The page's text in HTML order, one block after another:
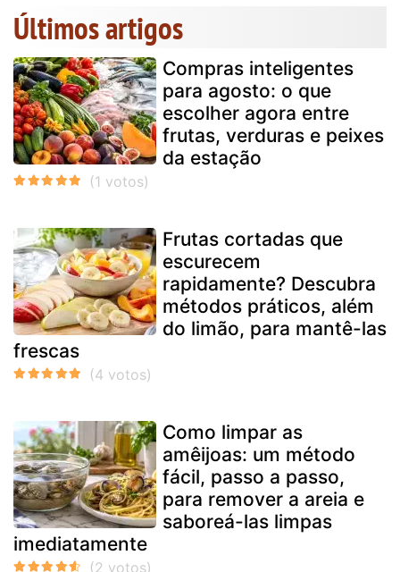
Últimos artigos
Compras inteligentes
para agosto: o que
escolher agora entre
frutas, verduras e peixes
da estação
Frutas cortadas que
escurecem
rapidamente? Descubra
métodos práticos, além
do limão, para mantê-las
frescas
Como limpar as
amêijoas: um método
fácil, passo a passo,
para remover a areia e
saboreá-las limpas
imediatamente